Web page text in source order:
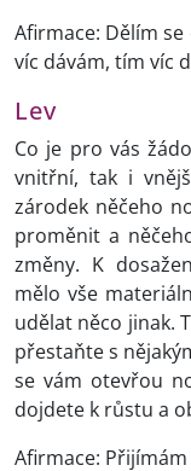
Afirmace: Dělím
víc dávám, tím víc
Lev
Co je pro vás
vnitřní, tak i
zárodek něčeho
proměnit a
změny. K
mělo vše
udělat něco jinak.
přestaňte s
se vám otevřou
dojdete k růstu a
Afirmace: